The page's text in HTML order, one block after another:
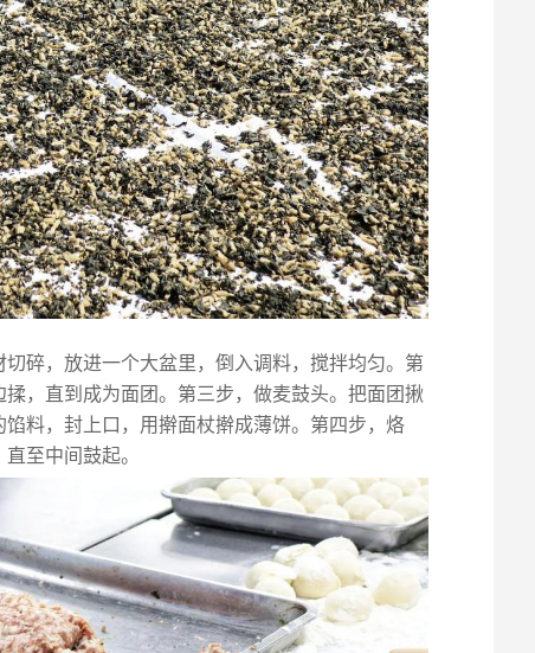
碎，放进一个大盆里，倒入调料，搅拌均匀。第
，直到成为面团。第三步，做麦鼓头。把面团揪
料，封上口，用擀面杖擀成薄饼。第四步，烙
至中间鼓起。